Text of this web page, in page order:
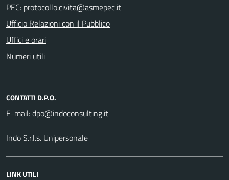
PEC:
Ufficio Relazioni con il Pubblico
Uffici e orari
Numeri utili
CONTATTI D.P.O.
E-mail:
Indo S.r.l.s. Unipersonale
LINK UTILI